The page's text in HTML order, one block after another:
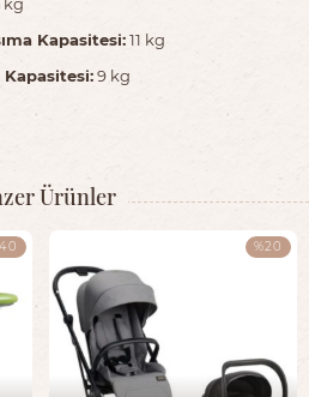
Kapasitesi:11 kg
Kapasitesi:9 kg
Ürünler
%20